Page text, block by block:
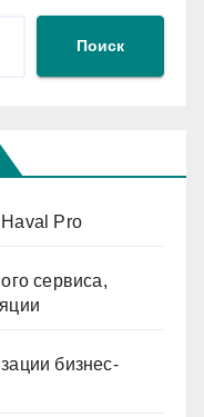
Поиск
Pro
сервиса,
бизнес-